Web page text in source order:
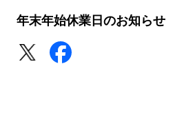
年末年始休業日のお知らせ